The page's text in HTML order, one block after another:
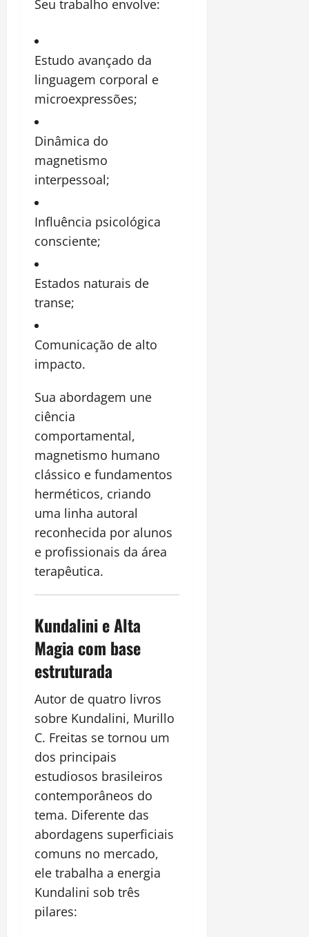
Seu trabalho envolve:
Estudo avançado da
linguagem corporal e
microexpressões;
Dinâmica do
magnetismo
interpessoal;
Influência psicológica
consciente;
Estados naturais de
transe;
Comunicação de alto
impacto.
Sua abordagem une
ciência
comportamental,
magnetismo humano
clássico e fundamentos
herméticos, criando
uma linha autoral
reconhecida por alunos
e profissionais da área
terapêutica.
Kundalini e Alta
Magia com base
estruturada
Autor de quatro livros
sobre Kundalini, Murillo
C. Freitas se tornou um
dos principais
estudiosos brasileiros
contemporâneos do
tema. Diferente das
abordagens superficiais
comuns no mercado,
ele trabalha a energia
Kundalini sob três
pilares: